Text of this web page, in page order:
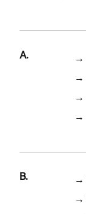
A. →
→
→
→
B. →
→